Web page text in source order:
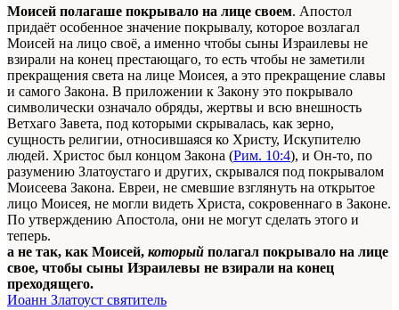
Моисей полагаше покрывало на лице своем. Апостол
придаёт особенное значение покрывалу, которое возлагал
Моисей на лицо своё, а именно чтобы сыны Израилевы не
взирали на конец престающаго, то есть чтобы не заметили
прекращения света на лице Моисея, а это прекращение славы
и самого Закона. В приложении к Закону это покрывало
символически означало обряды, жертвы и всю внешность
Ветхаго Завета, под которыми скрывалась, как зерно,
сущность религии, относившаяся ко Христу, Искупителю
людей. Христос был концом Закона (Рим. 10:4), и Он-то, по
разумению Златоустаго и других, скрывался под покрывалом
Моисеева Закона. Евреи, не смевшие взглянуть на открытое
лицо Моисея, не могли видеть Христа, сокровеннаго в Законе.
По утверждению Апостола, они не могут сделать этого и
теперь.
а не так, как Моисей, который полагал покрывало на лице
свое, чтобы сыны Израилевы не взирали на конец
преходящего.
Иоанн Златоуст святитель